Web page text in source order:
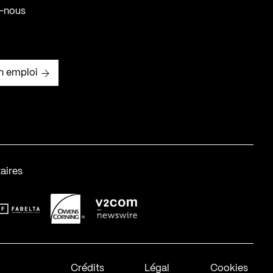
nous
emploi
Crédits Légal Cookies